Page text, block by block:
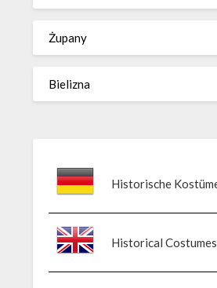
Żupany
Bielizna
Historische
Historical